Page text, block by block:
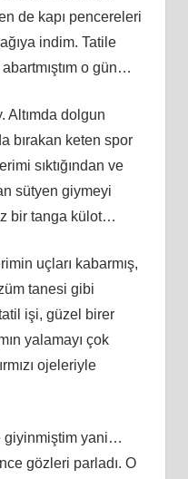
de kapı pencereleri
indim. Tatile
o gün…
Altımda dolgun
bırakan keten spor
sıktığından ve
sütyen giymeyi
bir tanga külot…
uçları kabarmış,
tanesi gibi
işi, güzel birer
yalamayı çok
ojeleriyle
giyinmiştim yani…
gözleri parladı. O